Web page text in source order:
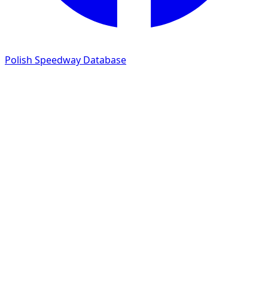
Polish Speedway Database